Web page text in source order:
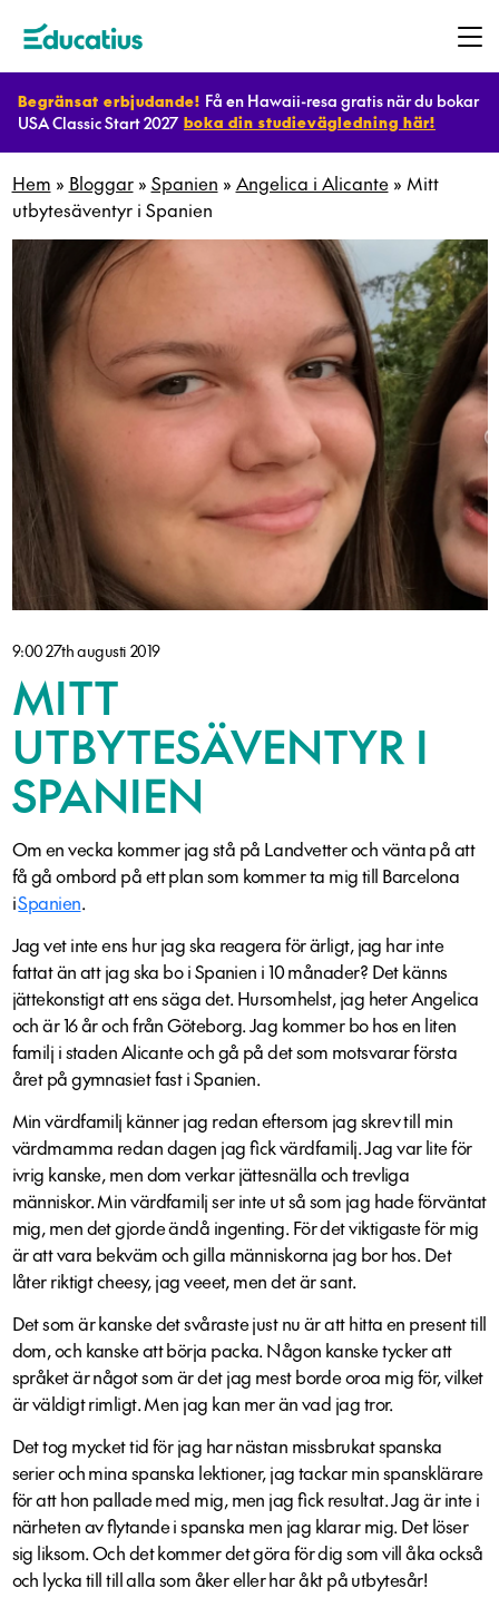
Begränsat erbjudande! Få en Hawaii-resa gratis när du bokar
USA Classic Start 2027 boka din studievägledning här!
Destinationer
Program
Planera
ditt
utbyte
Bli
värdfamilj
Hem » Bloggar» Spanien » Angelica i Alicante» Mitt
utbytesäventyr i Spanien
9:00 27th augusti 2019
MITT
UTBYTESÄVENTYR I
SPANIEN
Om en vecka kommer jag stå på Landvetter och vänta på att
få gå ombord på ett plan som kommer ta mig till Barcelona
iSpanien.
Jag vet inte ens hur jag ska reagera för ärligt, jag har inte
fattat än att jag ska bo i Spanien i 10 månader? Det känns
jättekonstigt att ens säga det. Hursomhelst, jag heter Angelica
och är 16 år och från Göteborg. Jag kommer bo hos en liten
familj i staden Alicante och gå på det som motsvarar första
året på gymnasiet fast i Spanien.
Min värdfamilj känner jag redan eftersom jag skrev till min
värdmamma redan dagen jag ﬁck värdfamilj. Jag var lite för
ivrig kanske, men dom verkar jättesnälla och trevliga
människor. Min värdfamilj ser inte ut så som jag hade förväntat
mig, men det gjorde ändå ingenting. För det viktigaste för mig
är att vara bekväm och gilla människorna jag bor hos. Det
låter riktigt cheesy, jag veeet, men det är sant.
Det som är kanske det svåraste just nu är att hitta en present till
dom, och kanske att börja packa. Någon kanske tycker att
språket är något som är det jag mest borde oroa mig för, vilket
är väldigt rimligt. Men jag kan mer än vad jag tror.
Det tog mycket tid för jag har nästan missbrukat spanska
serier och mina spanska lektioner, jag tackar min spansklärare
för att hon pallade med mig, men jag ﬁck resultat. Jag är inte i
närheten av ﬂytande i spanska men jag klarar mig. Det löser
sig liksom. Och det kommer det göra för dig som vill åka också
och lycka till till alla som åker eller har åkt på utbytesår!